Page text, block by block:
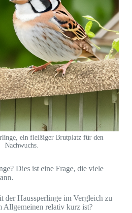
ein fleißiger Brutplatz für den
Nachwuchs.
Dies ist eine Frage, die viele
der Haussperlinge im Vergleich zu
Allgemeinen relativ kurz ist?